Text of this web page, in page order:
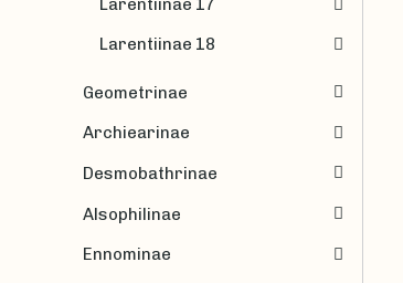
Larentiinae 18
Geometrinae
Archiearinae
Desmobathrinae
Alsophilinae
Ennominae